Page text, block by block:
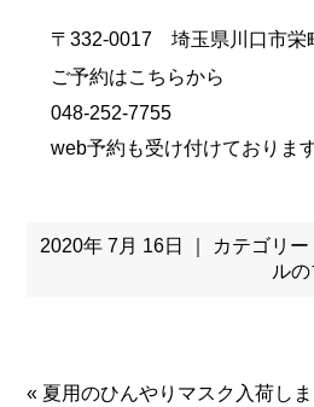
〒332-0017 埼玉県川口市栄
ご予約はこちらから
048-252-7755
web予約も受け付けておりま
2020年 7月 16日 ｜ カテゴリー
ル
« 夏用のひんやりマスク入荷しま